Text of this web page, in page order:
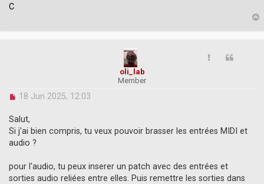
C
p
oli_lab
Member
U
r
e
a
d
o
s
18 Jun 2025, 12:03
Salut,
Si j'ai bien compris, tu veux pouvoir brasser les entrées MIDI et
audio ?
pour l'audio, tu peux inserer un patch avec des entrées et
sorties audio reliées entre elles. Puis remettre les sorties dans